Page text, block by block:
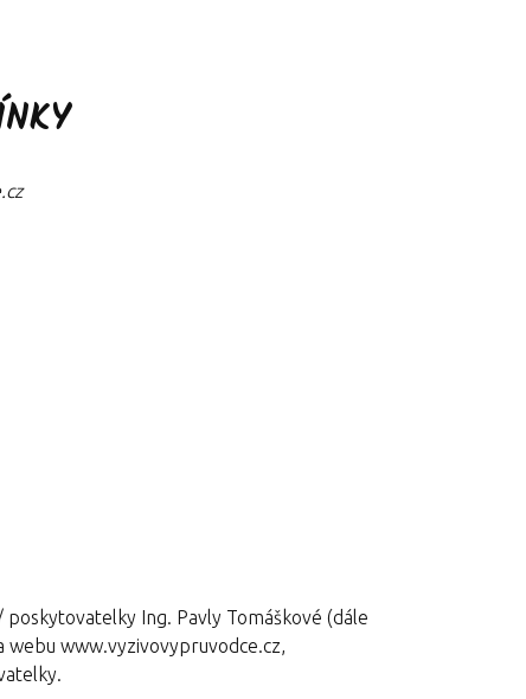
Ing. Pavly Tomáškové (dále
webu www.vyzivovypruvodce.cz,